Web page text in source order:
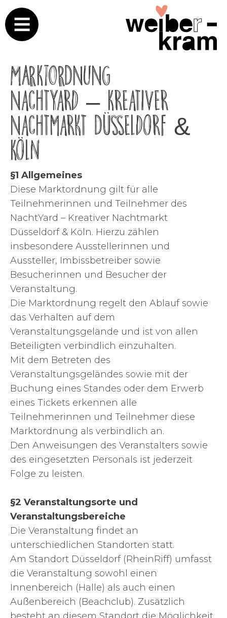
MARKTORDNUNG
NachtYard – Kreativer
Nachtmarkt Düsseldorf &
Köln
§1 Allgemeines
Diese Marktordnung gilt für alle
Teilnehmerinnen und Teilnehmer des
NachtYard – Kreativer Nachtmarkt
Düsseldorf & Köln. Hierzu zählen
insbesondere Ausstellerinnen und
Aussteller, Imbissbetreiber sowie
Besucherinnen und Besucher der
Veranstaltung.
Die Marktordnung regelt den Ablauf sowie
das Verhalten auf dem
Veranstaltungsgelände und ist von allen
Beteiligten verbindlich einzuhalten.
Mit dem Betreten des
Veranstaltungsgeländes sowie mit der
Buchung eines Standes oder dem Erwerb
eines Tickets erkennen alle
Teilnehmerinnen und Teilnehmer diese
Marktordnung als verbindlich an.
Den Anweisungen des Veranstalters sowie
des eingesetzten Personals ist jederzeit
Folge zu leisten.
§2 Veranstaltungsorte und
Veranstaltungsbereiche
Die Veranstaltung findet an
unterschiedlichen Standorten statt.
Am Standort Düsseldorf (RheinRiff) umfasst
die Veranstaltung sowohl einen
Innenbereich (Halle) als auch einen
Außenbereich (Beachclub). Zusätzlich